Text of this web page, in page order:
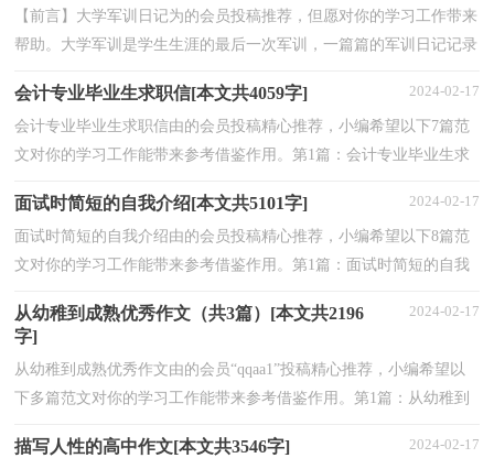
【前言】大学军训日记为的会员投稿推荐，但愿对你的学习工作带来
帮助。大学军训是学生生涯的最后一次军训，一篇篇的军训日记记录
会计专业毕业生求职信[本文共4059字] 2024-02-17
会计专业毕业生求职信由的会员投稿精心推荐，小编希望以下7篇范
文对你的学习工作能带来参考借鉴作用。第1篇：会计专业毕业生求
面试时简短的自我介绍[本文共5101字] 2024-02-17
面试时简短的自我介绍由的会员投稿精心推荐，小编希望以下8篇范
文对你的学习工作能带来参考借鉴作用。第1篇：面试时简短的自我
从幼稚到成熟优秀作文（共3篇）[本文共2196
字]
2024-02-17
从幼稚到成熟优秀作文由的会员“qqaa1”投稿精心推荐，小编希望以
下多篇范文对你的学习工作能带来参考借鉴作用。第1篇：从幼稚到
描写人性的高中作文[本文共3546字] 2024-02-17